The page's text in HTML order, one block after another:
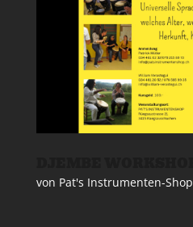
von Pat's Instrumenten-Shop